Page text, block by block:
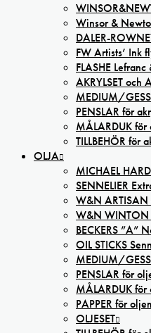
Winsor &
DALER-
FW Artists’ Ink
FLASHE
AKRYLSET och
MEDIUM/
PENSLAR för
MÅLARDUK
TILLBEHÖR för
OLJA
MICHAEL
SENNELIER
W&N
W&N
BECKERS ”A”
OIL STICKS
MEDIUM/
PENSLAR för
MÅLARDUK
PAPPER för
OLJESET